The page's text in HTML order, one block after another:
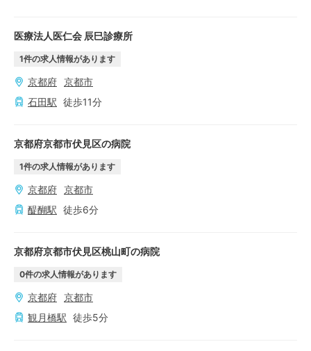
医療法人医仁会 辰巳診療所
1件の求人情報があります
京都府 京都市
石田駅 徒歩11分
京都府京都市伏見区の病院
1件の求人情報があります
京都府 京都市
醍醐駅 徒歩6分
京都府京都市伏見区桃山町の病院
0件の求人情報があります
京都府 京都市
観月橋駅 徒歩5分